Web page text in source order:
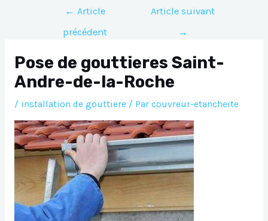
Navigation
l’article
← Article
précédent
Article suivant
→
Pose de gouttieres Saint-
Andre-de-la-Roche
/ installation de gouttiere/ Par couvreur-etancheite